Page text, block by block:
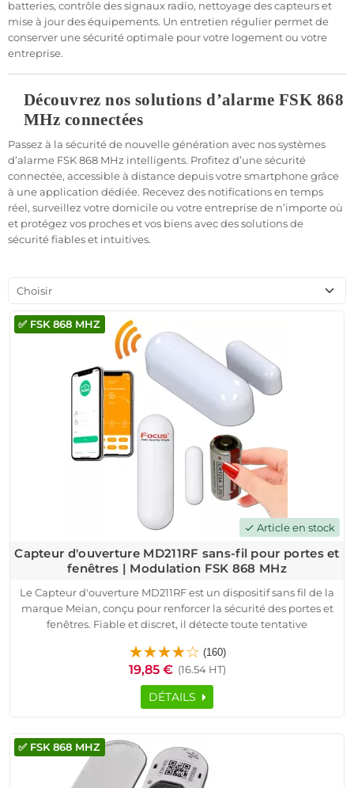
batteries, contrôle des signaux radio, nettoyage des capteurs et
mise à jour des équipements. Un entretien régulier permet de
conserver une sécurité optimale pour votre logement ou votre
entreprise.
Découvrez nos solutions d’alarme FSK 868
MHz connectées
Passez à la sécurité de nouvelle génération avec nos systèmes
d’alarme FSK 868 MHz intelligents. Profitez d’une sécurité
connectée, accessible à distance depuis votre smartphone grâce
à une application dédiée. Recevez des notifications en temps
réel, surveillez votre domicile ou votre entreprise de n’importe où
et protégez vos proches et vos biens avec des solutions de
sécurité fiables et intuitives.
Choisir
check Article en stock
✅ FSK 868 MHZ
Capteur d'ouverture MD211RF sans-fil pour portes et
fenêtres | Modulation FSK 868 MHz
Le Capteur d'ouverture MD211RF est un dispositif sans fil de la
marque Meian, conçu pour renforcer la sécurité des portes et
fenêtres. Fiable et discret, il détecte toute tentative
système de sécurité connecté. Sa technologie FSK 868 MHz
assure une communication stable et protégée contre les
interférences.
Facile à installer, ce capteur sans fil s’intègre parfaitement
alarmes Meian préconfigurées avant expédition. Aucune
connaissance technique n’est requise pour sa mise en service.
Utilisable avec une application Android / iOS, ce dispositif
(160)
19,85 € (16.54 HT)
DÉTAILS
✅ FSK 868 MHZ